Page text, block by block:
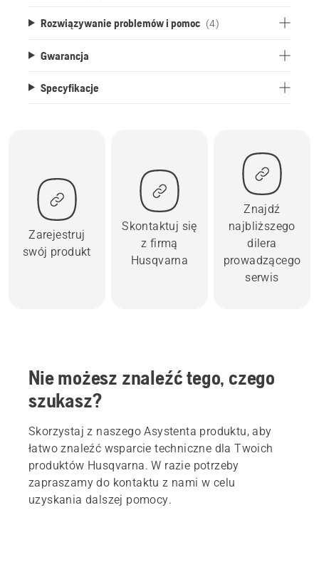
Rozwiązywanie problemów i pomoc (4)
Gwarancja
Specyfikacje
Zarejestruj
swój produkt
Skontaktuj się
z firmą
Husqvarna
Znajdź
najbliższego
dilera
prowadzącego
serwis
Nie możesz znaleźć tego, czego
szukasz?
Skorzystaj z naszego Asystenta produktu, aby
łatwo znaleźć wsparcie techniczne dla Twoich
produktów Husqvarna. W razie potrzeby
zapraszamy do kontaktu z nami w celu
uzyskania dalszej pomocy.